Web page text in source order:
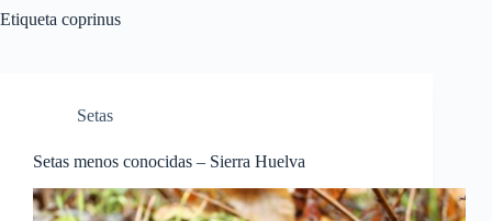
Etiqueta coprinus
Setas
Setas menos conocidas – Sierra Huelva